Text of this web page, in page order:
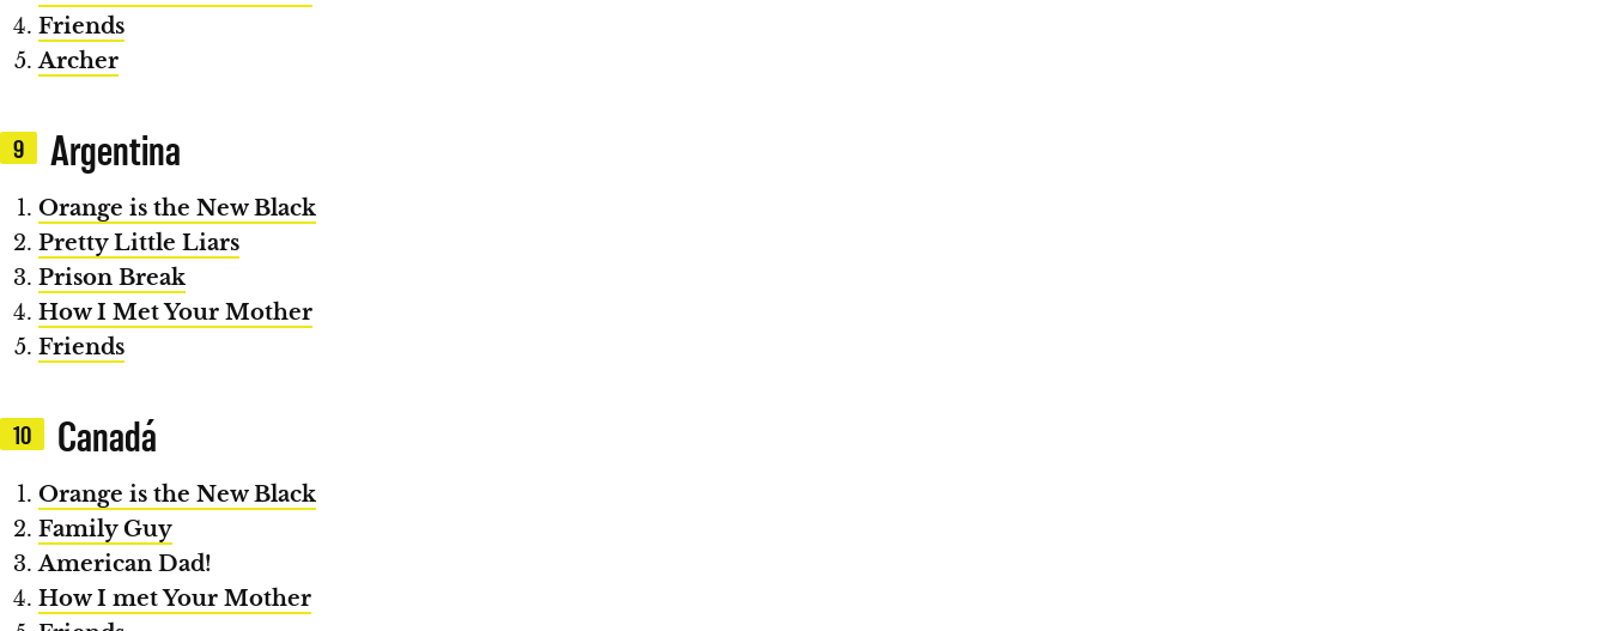
Friends
Archer
9 Argentina
Orange is the New Black
Pretty Little Liars
Prison Break
How I Met Your Mother
Friends
10 Canadá
Orange is the New Black
Family Guy
American Dad!
How I met Your Mother